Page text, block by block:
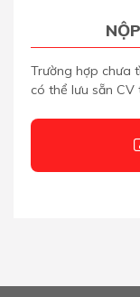
Trường hợp chưa
có thể lưu sẵn CV